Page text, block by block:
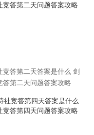
竞答第二天答案是什么 剑
答第二天问题答案攻略